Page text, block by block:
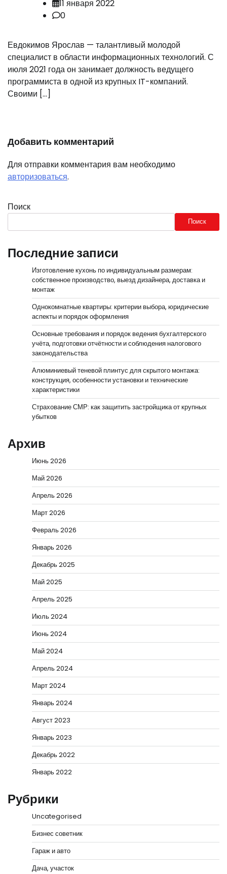
11 января 2022
0
Евдокимов Ярослав — талантливый молодой
специалист в области информационных технологий. С
июля 2021 года он занимает должность ведущего
программиста в одной из крупных IT-компаний.
Своими […]
Добавить комментарий
Для отправки комментария вам необходимо
авторизоваться.
Поиск
Поиск
Последние записи
Изготовление кухонь по индивидуальным размерам:
собственное производство, выезд дизайнера, доставка и
монтаж
Однокомнатные квартиры: критерии выбора, юридические
аспекты и порядок оформления
Основные требования и порядок ведения бухгалтерского
учёта, подготовки отчётности и соблюдения налогового
законодательства
Алюминиевый теневой плинтус для скрытого монтажа:
конструкция, особенности установки и технические
характеристики
Страхование СМР: как защитить застройщика от крупных
убытков
Архив
Июнь 2026
Май 2026
Апрель 2026
Март 2026
Февраль 2026
Январь 2026
Декабрь 2025
Май 2025
Апрель 2025
Июль 2024
Июнь 2024
Май 2024
Апрель 2024
Март 2024
Январь 2024
Август 2023
Январь 2023
Декабрь 2022
Январь 2022
Рубрики
Uncategorised
Бизнес советник
Гараж и авто
Дача, участок